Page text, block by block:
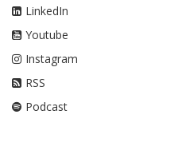
LinkedIn
Youtube
Instagram
RSS
Podcast